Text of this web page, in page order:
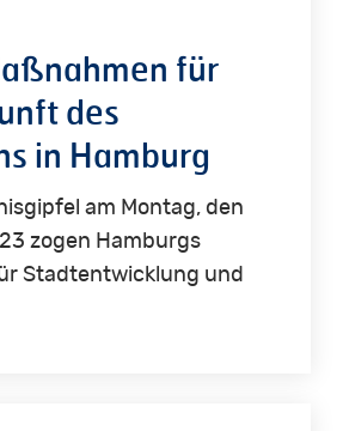
für
des
in Hamburg
am Montag, den
zogen Hamburgs
Stadtentwicklung und